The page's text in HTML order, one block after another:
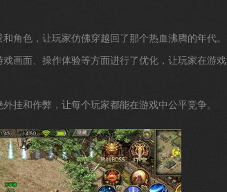
角色，让玩家仿佛穿越回了那个热血沸腾的年代。
画面、操作体验等方面进行了优化，让玩家在游戏
挂和作弊，让每个玩家都能在游戏中公平竞争。